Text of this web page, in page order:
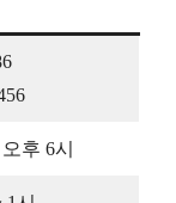
후 6시